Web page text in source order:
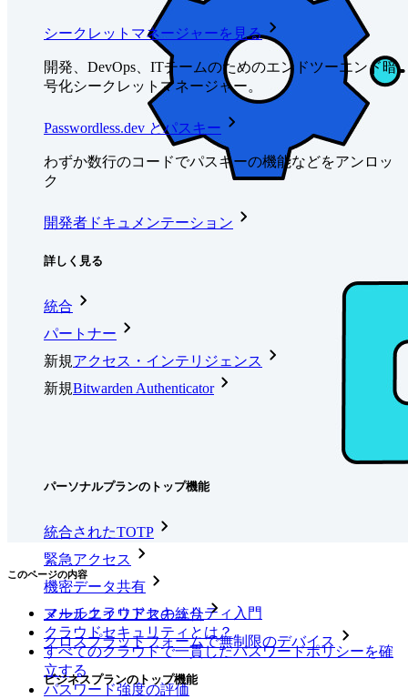
シークレットマネージャーを見る
開発、DevOps、ITチームのためのエンドツーエンド暗
号化シークレットマネージャー。
Passwordless.dev とパスキー
わずか数行のコードでパスキーの機能などをアンロッ
ク
開発者ドキュメンテーション
詳しく見る
統合
パートナー
新規アクセス・インテリジェンス
新規Bitwarden Authenticator
パーソナルプランのトップ機能
統合されたTOTP
緊急アクセス
機密データ共有
メールエイリアスの統合
クロスプラットフォームで無制限のデバイス
ビジネスプランのトップ機能
このページの内容
マルチクラウドセキュリティ入門
クラウドセキュリティとは？
すべてのクラウドで一貫したパスワードポリシーを確
立する
パスワード強度の評価